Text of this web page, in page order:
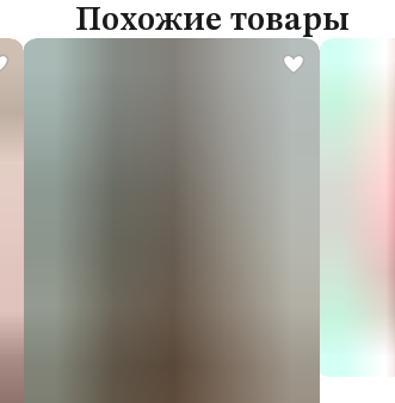
Похожие товары